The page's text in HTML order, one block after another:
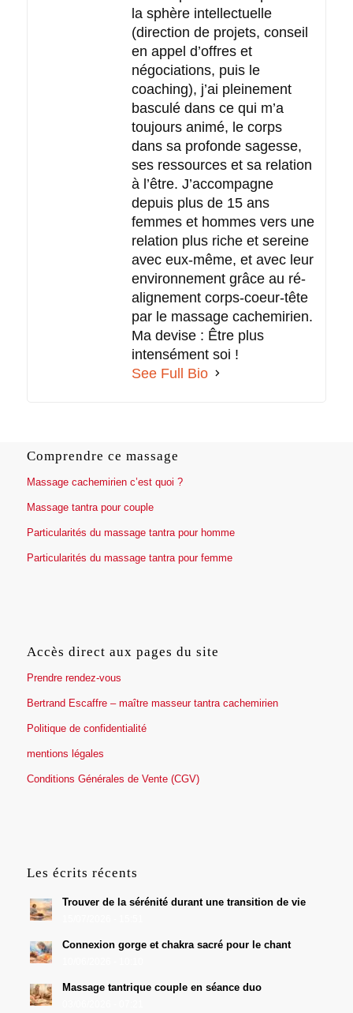
la sphère intellectuelle
(direction de projets, conseil
en appel d’offres et
négociations, puis le
coaching), j’ai pleinement
basculé dans ce qui m’a
toujours animé, le corps
dans sa profonde sagesse,
ses ressources et sa relation
à l’être. J’accompagne
depuis plus de 15 ans
femmes et hommes vers une
relation plus riche et sereine
avec eux-même, et avec leur
environnement grâce au ré-
alignement corps-coeur-tête
par le massage cachemirien.
Ma devise : Être plus
intensément soi !
See Full Bio
Comprendre ce massage
Massage cachemirien c’est quoi ?
Massage tantra pour couple
Particularités du massage tantra pour homme
Particularités du massage tantra pour femme
Accès direct aux pages du site
Prendre rendez-vous
Bertrand Escaffre – maître masseur tantra cachemirien
Politique de confidentialité
mentions légales
Conditions Générales de Vente (CGV)
Les écrits récents
Trouver de la sérénité durant une transition de vie
Connexion gorge et chakra sacré pour le chant
Massage tantrique couple en séance duo